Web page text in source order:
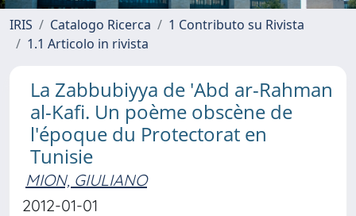
IRIS Catalogo Ricerca
1 Contributo su Rivista
1.1 Articolo in rivista
La Zabbubiyya de 'Abd ar-Rahman
al-Kafi. Un poème obscène de
l'époque du Protectorat en
Tunisie
MION, GIULIANO
2012-01-01